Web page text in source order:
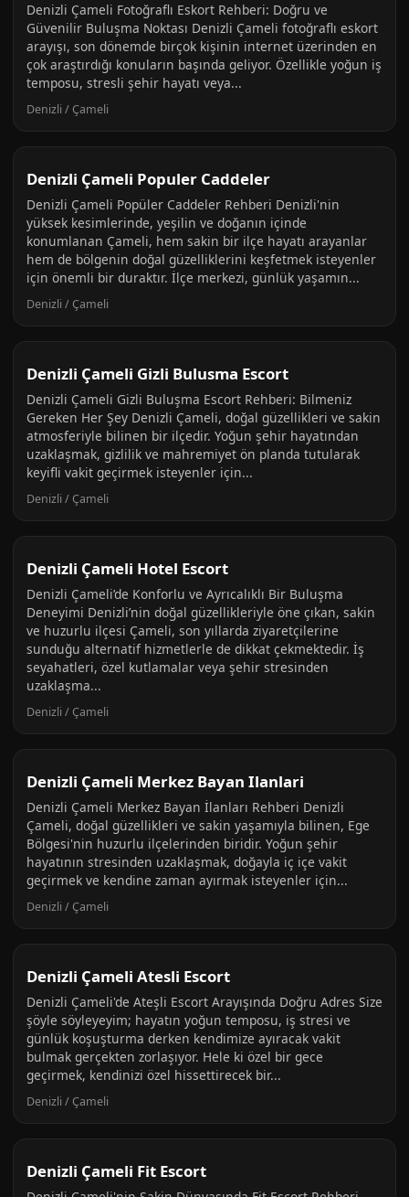
Denizli Çameli Fotoğraflı Eskort Rehberi: Doğru ve
Güvenilir Buluşma Noktası Denizli Çameli fotoğraflı eskort
arayışı, son dönemde birçok kişinin internet üzerinden en
çok araştırdığı konuların başında geliyor. Özellikle yoğun iş
temposu, stresli şehir hayatı veya...
Denizli / Çameli
Denizli Çameli Populer Caddeler
Denizli Çameli Popüler Caddeler Rehberi Denizli'nin
yüksek kesimlerinde, yeşilin ve doğanın içinde
konumlanan Çameli, hem sakin bir ilçe hayatı arayanlar
hem de bölgenin doğal güzelliklerini keşfetmek isteyenler
için önemli bir duraktır. İlçe merkezi, günlük yaşamın...
Denizli / Çameli
Denizli Çameli Gizli Bulusma Escort
Denizli Çameli Gizli Buluşma Escort Rehberi: Bilmeniz
Gereken Her Şey Denizli Çameli, doğal güzellikleri ve sakin
atmosferiyle bilinen bir ilçedir. Yoğun şehir hayatından
uzaklaşmak, gizlilik ve mahremiyet ön planda tutularak
keyifli vakit geçirmek isteyenler için...
Denizli / Çameli
Denizli Çameli Hotel Escort
Denizli Çameli’de Konforlu ve Ayrıcalıklı Bir Buluşma
Deneyimi Denizli’nin doğal güzellikleriyle öne çıkan, sakin
ve huzurlu ilçesi Çameli, son yıllarda ziyaretçilerine
sunduğu alternatif hizmetlerle de dikkat çekmektedir. İş
seyahatleri, özel kutlamalar veya şehir stresinden
uzaklaşma...
Denizli / Çameli
Denizli Çameli Merkez Bayan Ilanlari
Denizli Çameli Merkez Bayan İlanları Rehberi Denizli
Çameli, doğal güzellikleri ve sakin yaşamıyla bilinen, Ege
Bölgesi'nin huzurlu ilçelerinden biridir. Yoğun şehir
hayatının stresinden uzaklaşmak, doğayla iç içe vakit
geçirmek ve kendine zaman ayırmak isteyenler için...
Denizli / Çameli
Denizli Çameli Atesli Escort
Denizli Çameli'de Ateşli Escort Arayışında Doğru Adres Size
şöyle söyleyeyim; hayatın yoğun temposu, iş stresi ve
günlük koşuşturma derken kendimize ayıracak vakit
bulmak gerçekten zorlaşıyor. Hele ki özel bir gece
geçirmek, kendinizi özel hissettirecek bir...
Denizli / Çameli
Denizli Çameli Fit Escort